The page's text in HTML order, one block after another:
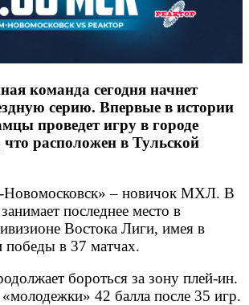
команда сегодня начнет
серию. Впервые в истории
проведет игру в городе
расположен в Тульской
– новичок МХЛ. В
последнее место в
Востока Лиги, имея в
победы в 37 матчах.
бороться за зону плей-ин.
42 балла после 35 игр.